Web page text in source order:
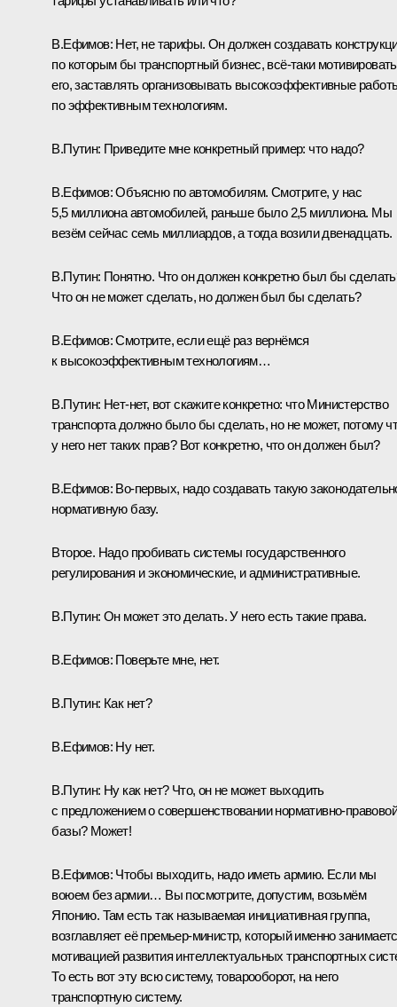
В.Ефимов: Нет, не тарифы. Он должен создавать
по которым бы транспортный бизнес, всё‑таки мотивировать
его, заставлять организовывать высокоэффективные
по эффективным технологиям.
В.Путин: Приведите мне конкретный пример: что надо?
В.Ефимов:Объясню по автомобилям. Смотрите, у нас
5,5 миллиона автомобилей, раньше было 2,5 миллиона. Мы
везём сейчас семь миллиардов, а тогда возили двенадцать.
В.Путин: Понятно. Что он должен конкретно был бы
Что он не может сделать, но должен был бы сделать?
В.Ефимов:Смотрите, если ещё раз вернёмся
к высокоэффективным технологиям…
В.Путин: Нет-нет, вот скажите конкретно: что Министерство
транспорта должно было бы сделать, но не может, потому
у него нет таких прав? Вот конкретно, что он должен был?
В.Ефимов: Во‑первых, надо создавать такую
нормативную базу.
Второе. Надо пробивать системы государственного
регулирования и экономические, и административные.
В.Путин: Он может это делать. У него есть такие права.
В.Ефимов: Поверьте мне, нет.
В.Путин: Как нет?
В.Ефимов: Ну нет.
В.Путин: Ну как нет? Что, он не может выходить
с предложением о совершенствовании нормативно-правовой
базы? Может!
В.Ефимов: Чтобы выходить, надо иметь армию. Если мы
воюем без армии… Вы посмотрите, допустим, возьмём
Японию. Там есть так называемая инициативная группа,
возглавляет её премьер-министр, который именно
мотивацией развития интеллектуальных транспортных
То есть вот эту всю систему, товарооборот, на него
транспортную систему.